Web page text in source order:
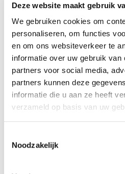
Deze website maakt gebruik
We gebruiken cookies om
personaliseren, om functies
en om ons websiteverkeer te
informatie over uw gebruik van
partners voor social media,
partners kunnen deze
informatie die u aan ze heeft
verzameld op basis van uw
Noodzakelijk
Blijf op de hoogte van het
publicaties en
en onze missie.
Nieuwsberichten
Nieuws
Verhalen
Beeldbanken
Foto's
Agenda